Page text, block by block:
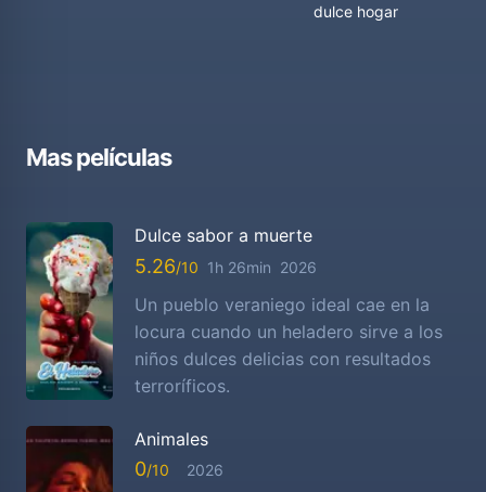
dulce hogar
Mas películas
Dulce sabor a muerte
5.26 1h 26min 2026
Un pueblo veraniego ideal cae en la
locura cuando un heladero sirve a los
niños dulces delicias con resultados
terroríficos.
Animales
0 2026